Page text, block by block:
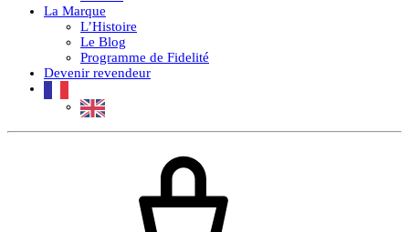
La Marque
L’Histoire
Le Blog
Programme de Fidelité
Devenir revendeur